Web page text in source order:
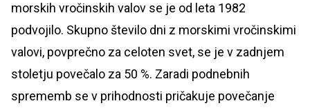
morskih vročinskih valov se je od leta 1982
podvojilo. Skupno število dni z morskimi vročinskimi
valovi, povprečno za celoten svet, se je v zadnjem
stoletju povečalo za 50 %. Zaradi podnebnih
sprememb se v prihodnosti pričakuje povečanje